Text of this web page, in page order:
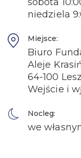
niedziela
Miejsce:
Biuro
Aleje
64-100
Wejście i
Nocleg:
we